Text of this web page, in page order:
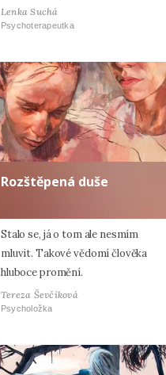
Lenka Suchá
Psychoterapeutka
Rozštěpená duše
Stalo se, já o tom ale nesmím
mluvit. Takové vědomí člověka
hluboce promění.
Tereza Ševčíková
Psycholožka